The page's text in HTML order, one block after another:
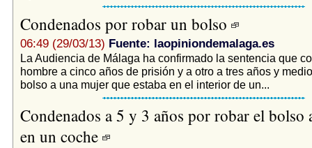
Condenados por robar un bolso
06:49 (29/03/13) Fuente: laopiniondemalaga.es
La Audiencia de Málaga ha confirmado la sentencia que
hombre a cinco años de prisión y a otro a tres años y
bolso a una mujer que estaba en el interior de un...
Condenados a 5 y 3 años por robar el bolso
en un coche